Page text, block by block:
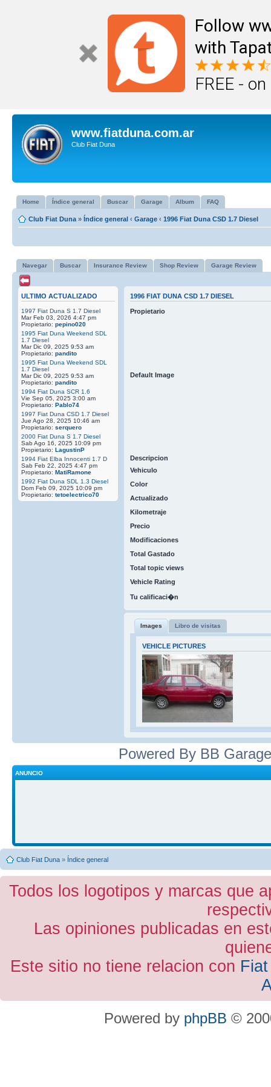
Follow
with
FREE -
www.fiatduna.com.ar
Club Fiat Duna
Home Índice general Buscar Garage Album FAQ
Club Fiat Duna » Índice general ‹ Garage ‹ 1996 Fiat Duna CSD 1.7 Diesel
Navegar Buscar Insurance Review Shop Review Garage Review
ULTIMO ACTUALIZADO
1997 Fiat Duna S 1.7 Diesel
Mar Feb 03, 2026 4:47 pm
Propietario: pepino020
1995 Fiat Duna Weekend SDL
1.7 Diesel
Mar Dic 09, 2025 9:53 am
Propietario: pandito
1995 Fiat Duna Weekend SDL
1.7 Diesel
Mar Dic 09, 2025 9:53 am
Propietario: pandito
1994 Fiat Duna SCR 1.6
Vie Sep 05, 2025 3:00 am
Propietario: Pablo74
1997 Fiat Duna CSD 1.7 Diesel
Jue Ago 28, 2025 10:46 am
Propietario: serquero
2000 Fiat Duna S 1.7 Diesel
Sab Ago 16, 2025 10:09 pm
Propietario: LagustinP
1994 Fiat Elba Innocenti 1.7 D
Sab Feb 22, 2025 4:47 pm
Propietario: MatiRamone
1992 Fiat Duna SDL 1.3 Diesel
Dom Feb 09, 2025 10:09 pm
Propietario: tetoelectrico70
1996 FIAT DUNA CSD 1.7 DIESEL
Propietario
Default Image
Descripcion
Vehiculo
Color
Actualizado
Kilometraje
Precio
Modificaciones
Total Gastado
Total topic views
Vehicle Rating
Tu calificaci�n
Images Libro de visitas
VEHICLE PICTURES
Powered By BB
ANUNCIO
Club Fiat Duna » Índice general
Todos los logotipos y marcas que
Las opiniones publicadas en
Este sitio no tiene relacion con
Powered by phpBB ©